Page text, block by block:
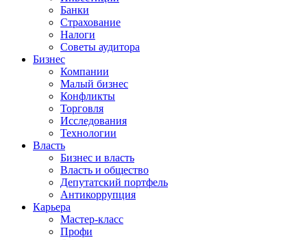
Банки
Страхование
Налоги
Советы аудитора
Бизнес
Компании
Малый бизнес
Конфликты
Торговля
Исследования
Технологии
Власть
Бизнес и власть
Власть и общество
Депутатский портфель
Антикоррупция
Карьера
Мастер-класс
Профи